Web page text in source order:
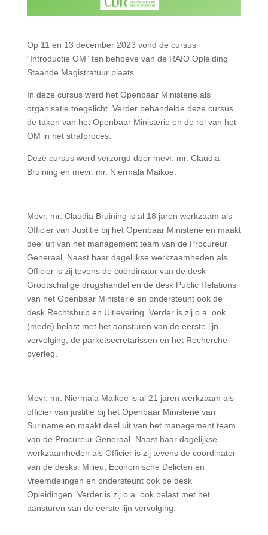
Op 11 en 13 december 2023 vond de cursus
“Introductie OM” ten behoeve van de RAIO Opleiding
Staande Magistratuur plaats.
In deze cursus werd het Openbaar Ministerie als
organisatie toegelicht. Verder behandelde deze cursus
de taken van het Openbaar Ministerie en de rol van het
OM in het strafproces.
Deze cursus werd verzorgd door mevr. mr. Claudia
Bruining en mevr. mr. Niermala Maikoe.
Mevr. mr. Claudia Bruining is al 18 jaren werkzaam als
Officier van Justitie bij het Openbaar Ministerie en maakt
deel uit van het management team van de Procureur
Generaal. Naast haar dagelijkse werkzaamheden als
Officier is zij tevens de coördinator van de desk
Grootschalige drugshandel en de desk Public Relations
van het Openbaar Ministerie en ondersteunt ook de
desk Rechtshulp en Uitlevering. Verder is zij o.a. ook
(mede) belast met het aansturen van de eerste lijn
vervolging, de parketsecretarissen en het Recherche
overleg.
Mevr. mr. Niermala Maikoe is al 21 jaren werkzaam als
officier van justitie bij het Openbaar Ministerie van
Suriname en maakt deel uit van het management team
van de Procureur Generaal. Naast haar dagelijkse
werkzaamheden als Officier is zij tevens de coördinator
van de desks: Milieu; Economische Delicten en
Vreemdelingen en ondersteunt ook de desk
Opleidingen. Verder is zij o.a. ook belast met het
aansturen van de eerste lijn vervolging.